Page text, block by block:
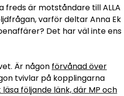
freds är motståndare till ALLA
varför deltar Anna Ek
Det har väl inte ens
Är någon förvånad över
tvivlar på kopplingarna
följande länk, där MP och